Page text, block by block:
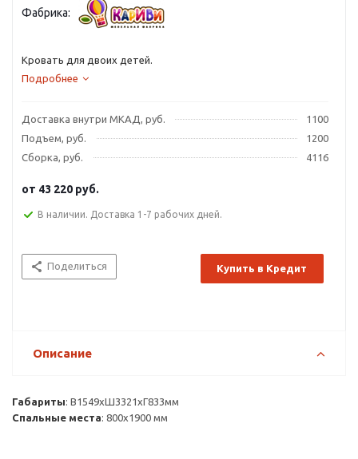
Фабрика:
Кровать для двоих детей.
Подробнее
Доставка внутри МКАД, руб.
1100
Подъем, руб.
1200
Сборка, руб.
4116
от 43 220 руб.
В наличии. Доставка 1-7 рабочих дней.
Поделиться Купить в Кредит
Описание
Габариты: В1549хШ3321хГ833мм
Спальные места: 800х1900 мм